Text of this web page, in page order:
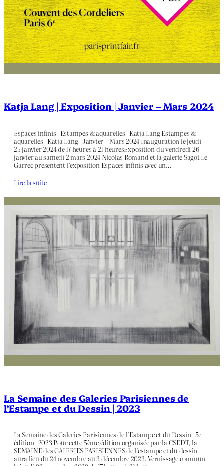
Katja Lang | Exposition | Janvier – Mars 2024
Espaces infinis | Estampes & aquarelles | Katja Lang Estampes &
aquarelles | Katja Lang | Janvier – Mars 2024 Inauguration le jeudi
25 janvier 2024 de 17 heures à 21 heuresExposition du vendredi 26
janvier au samedi 2 mars 2024 Nicolas Romand et la galerie Sagot Le
Garrec présentent l’exposition Espaces infinis avec un…
Lire la suite
La Semaine des Galeries Parisiennes de
l’Estampe et du Dessin | 2023
La Semaine des Galeries Parisiennes de l’Estampe et du Dessin | 5e
édition | 2023 Pour cette 5ème édition organisée par la CSEDT, la
SEMAINE des GALERIES PARISIENNES de l’estampe et du dessin
aura lieu du 24 novembre au 3 décembre 2023. Vernissage commun